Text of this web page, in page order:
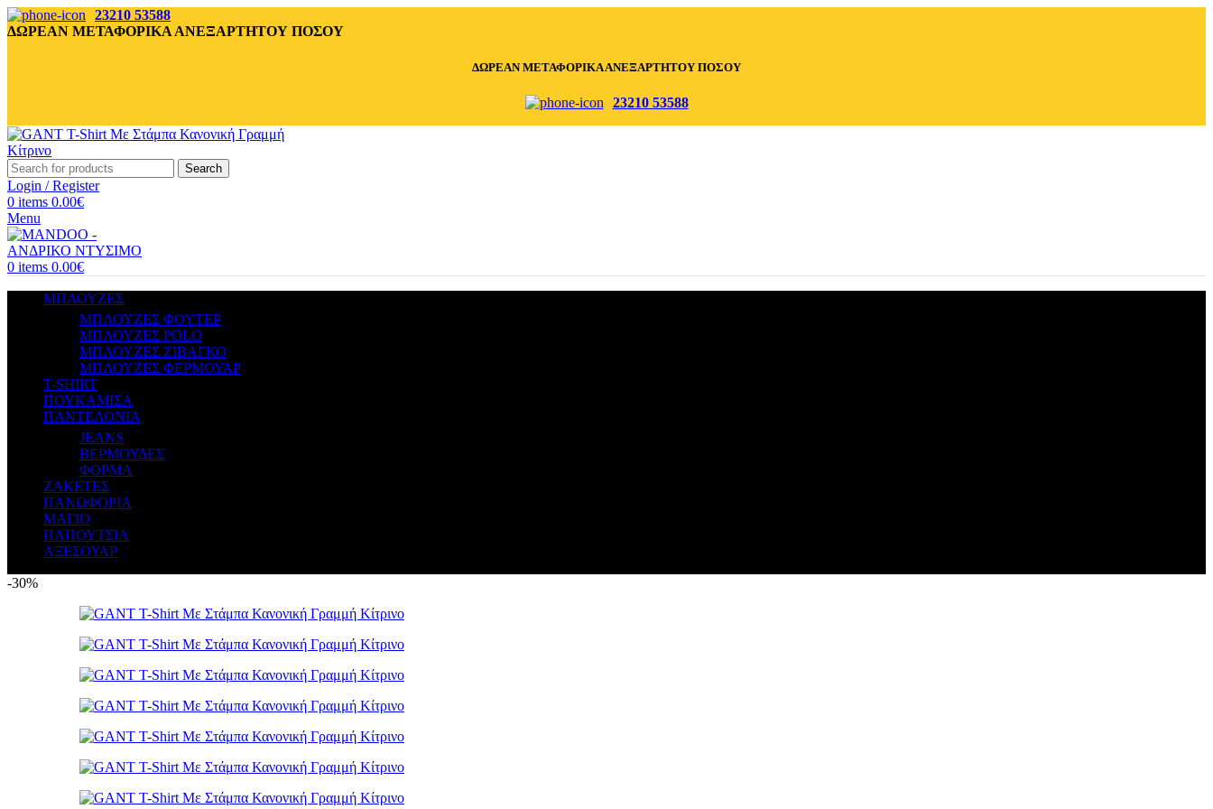
23210 53588
ΔΩΡΕΑΝ ΜΕΤΑΦΟΡΙΚΑ ΑΝΕΞΑΡΤΗΤΟΥ ΠΟΣΟΥ
ΔΩΡΕΑΝ ΜΕΤΑΦΟΡΙΚΑ ΑΝΕΞΑΡΤΗΤΟΥ ΠΟΣΟΥ
23210 53588
Search
Login / Register
0 items 0.00€
Menu
0 items 0.00€
ΜΠΛΟΥΖΕΣ
ΜΠΛΟΥΖΕΣ ΦΟΥΤΕΡ
ΜΠΛΟΥΖΕΣ POLO
ΜΠΛΟΥΖΕΣ ΖΙΒΑΓΚΟ
ΜΠΛΟΥΖΕΣ ΦΕΡΜΟΥΑΡ
T-SHIRT
ΠΟΥΚΑΜΙΣΑ
ΠΑΝΤΕΛΟΝΙΑ
JEANS
ΒΕΡΜΟΥΔΕΣ
ΦΟΡΜΑ
ΖΑΚΕΤΕΣ
ΠΑΝΩΦΟΡΙΑ
ΜΑΓΙΟ
ΠΑΠΟΥΤΣΙΑ
ΑΞΕΣΟΥΑΡ
-30%